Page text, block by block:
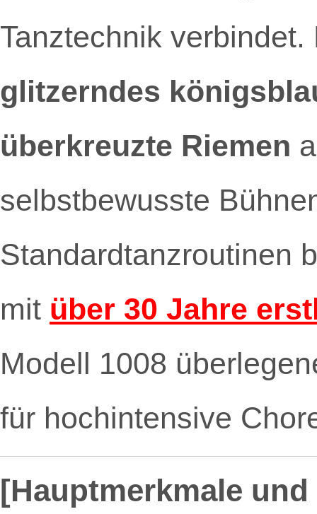
Tanztechnik
glitzerndes
überkreuzte Riemen
selbstbewusste
Standardtanzroutinen
mit über 30 Jahre
Modell 1008
für hochintensive
[Hauptmerkmale